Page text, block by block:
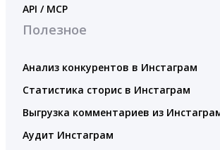
API / MCP
Полезное
Анализ конкурентов в Инстаграм
Статистика сторис в Инстаграм
Выгрузка комментариев из
Аудит Инстаграм